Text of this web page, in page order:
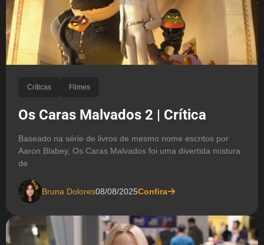
Críticas Filmes
Os Caras Malvados 2 | Crítica
Baseado na série de livros de mesmo nome escritos por
Aaron Blabey, Os Caras Malvados foi uma divertida mistura
de
Bruna Dolores08/08/2025Confira